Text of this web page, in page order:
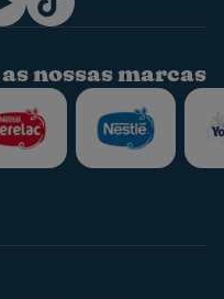
nossas marcas